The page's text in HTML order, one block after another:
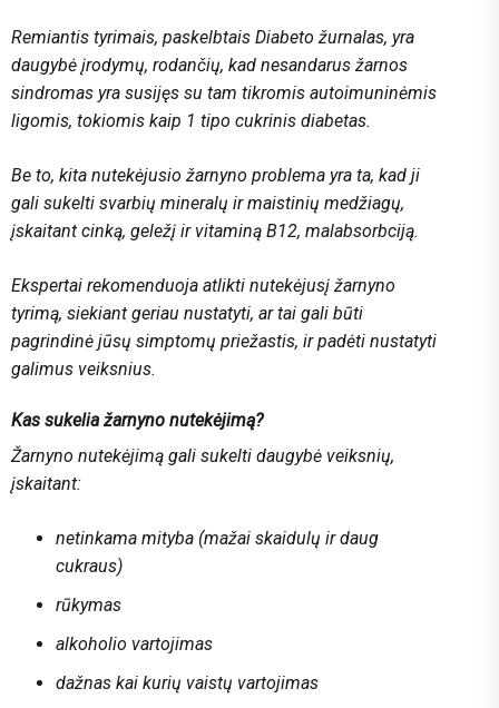
Remiantis tyrimais, paskelbtais Diabeto žurnalas, yra
daugybė įrodymų, rodančių, kad nesandarus žarnos
sindromas yra susijęs su tam tikromis autoimuninėmis
ligomis, tokiomis kaip 1 tipo cukrinis diabetas.
Be to, kita nutekėjusio žarnyno problema yra ta, kad ji
gali sukelti svarbių mineralų ir maistinių medžiagų,
įskaitant cinką, geležį ir vitaminą B12, malabsorbciją.
Ekspertai rekomenduoja atlikti nutekėjusį žarnyno
tyrimą, siekiant geriau nustatyti, ar tai gali būti
pagrindinė jūsų simptomų priežastis, ir padėti nustatyti
galimus veiksnius.
Kas sukelia žarnyno nutekėjimą?
Žarnyno nutekėjimą gali sukelti daugybė veiksnių,
įskaitant:
netinkama mityba (mažai skaidulų ir daug
cukraus)
rūkymas
alkoholio vartojimas
dažnas kai kurių vaistų vartojimas